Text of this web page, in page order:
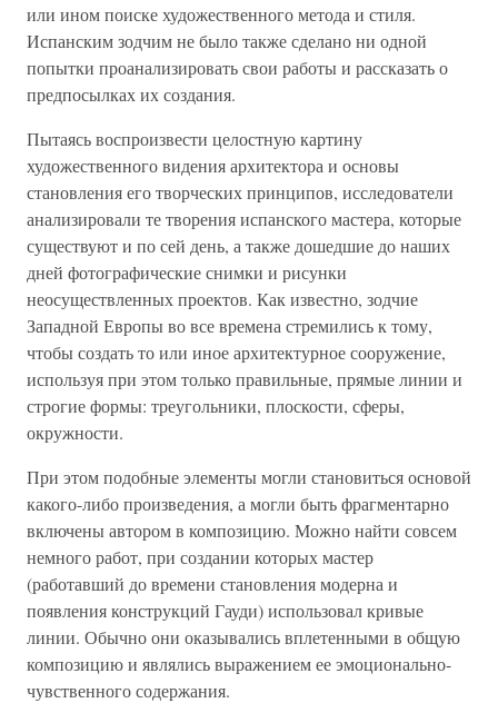
или ином поиске художественного метода и стиля.
Испанским зодчим не было также сделано ни одной
попытки проанализировать свои работы и рассказать о
предпосылках их создания.
Пытаясь воспроизвести целостную картину
художественного видения архитектора и основы
становления его творческих принципов, исследователи
анализировали те творения испанского мастера, которые
существуют и по сей день, а также дошедшие до наших
дней фотографические снимки и рисунки
неосуществленных проектов. Как известно, зодчие
Западной Европы во все времена стремились к тому,
чтобы создать то или иное архитектурное сооружение,
используя при этом только правильные, прямые линии и
строгие формы: треугольники, плоскости, сферы,
окружности.
При этом подобные элементы могли становиться основой
какого-либо произведения, а могли быть фрагментарно
включены автором в композицию. Можно найти совсем
немного работ, при создании которых мастер
(работавший до времени становления модерна и
появления конструкций Гауди) использовал кривые
линии. Обычно они оказывались вплетенными в общую
композицию и являлись выражением ее эмоционально-
чувственного содержания.